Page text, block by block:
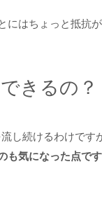
はちょっと抵抗が
きるの？
し続けるわけですが
気になった点です